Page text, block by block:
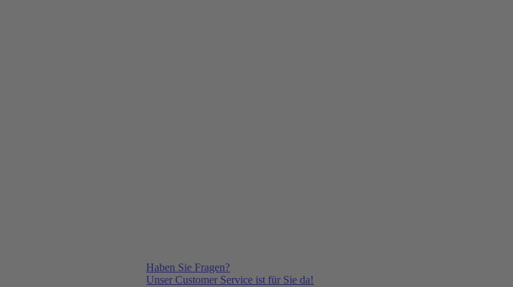
Haben Sie Fragen?
Unser Customer Service ist für Sie da!